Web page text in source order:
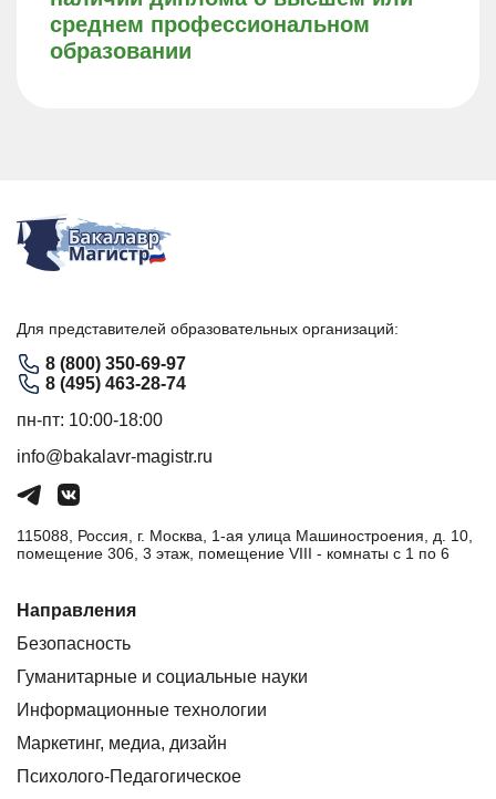
среднем профессиональном
образовании
Для представителей образовательных организаций:
8 (800) 350-69-97
8 (495) 463-28-74
пн-пт: 10:00-18:00
info@bakalavr-magistr.ru
115088, Россия, г. Москва, 1-ая улица Машиностроения, д. 10,
помещение 306, 3 этаж, помещение VIII - комнаты с 1 по 6
Направления
Безопасность
Гуманитарные и социальные науки
Информационные технологии
Маркетинг, медиа, дизайн
Психолого-Педагогическое